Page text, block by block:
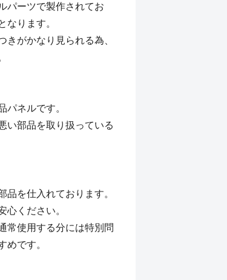
パーツで製作されてお
なります。
がかなり見られる為、
パネルです。
い部品を取り扱っている
品を仕入れております。
心ください。
常使用する分には特別問
めです。